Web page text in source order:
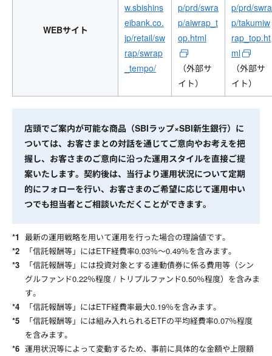
WEBサイト
w.sbishins
eibank.co.
jp/retail/sw
rap/swrap
_tempo/
p/prd/swra
p/aiwrap_t
op.html
（外部サ
イト）
p/prd/swra
p/takumiw
rap_top.ht
ml
（外部サ
イト）
店頭でご案内が可能な商品（SBIラップ×SBI新生銀行）に
ついては、お客さまとの対話を通じてご意向やお考えを把
握し、お客さまのご意向に沿った運用スタイルを直接ご提
案いたします。契約後は、当行より運用状況について定期
的にフォローを行い、お客さまのご希望に応じて運用中い
つでも担当者とご相談いただくことができます。
最新の運用戦略を用いて運用を行った場合の理論値です。
「信託報酬等」にはETF経費率0.03％～0.49％を含みます。
「信託報酬等」には投資対象とする連動債券に係る費用等（シン
グルファンド0.22％程度 / トリプルファンド0.50％程度）を含みま
す。
「信託報酬等」にはETF経費率最大0.19％を含みます。
「信託報酬等」には組み入れられるETFの平均経費率0.07％程度
を含みます。
運用状況等によって変動するため、事前に具体的な金額や上限額